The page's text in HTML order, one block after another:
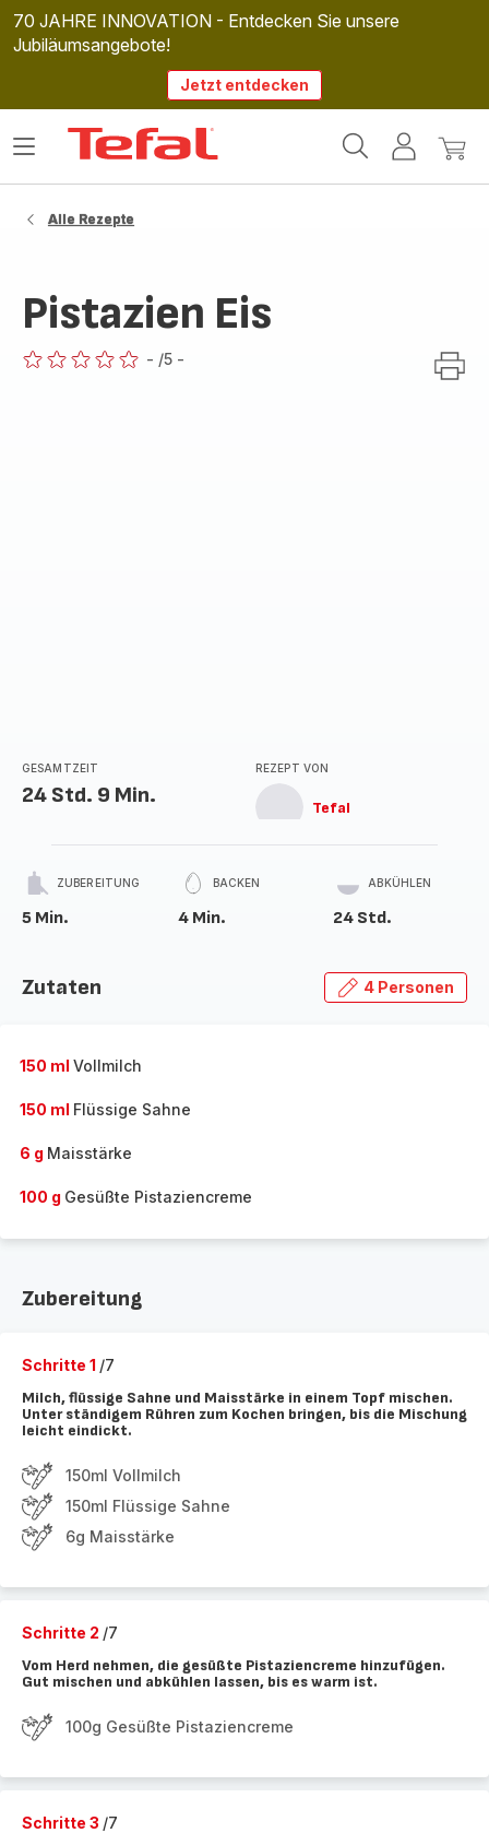
70 JAHRE INNOVATION - Entdecken Sie unsere
Jubiläumsangebote!
Jetzt entdecken
Mein
Mein
Das
Alle Rezepte
Pistazien Eis
- /5 -
GESAMTZEIT
24 Std. 9 Min.
REZEPT VON
Tefal
ZUBEREITUNG
5 Min.
BACKEN
4 Min.
ABKÜHLEN
24 Std.
Zutaten 4 Personen
150 ml Vollmilch
150 ml Flüssige Sahne
6 g Maisstärke
100 g Gesüßte Pistaziencreme
Zubereitung
Schritte 1 /7
Milch, flüssige Sahne und Maisstärke in einem Topf mischen.
Unter ständigem Rühren zum Kochen bringen, bis die Mischung
leicht eindickt.
150ml Vollmilch
150ml Flüssige Sahne
6g Maisstärke
Schritte 2 /7
Vom Herd nehmen, die gesüßte Pistaziencreme hinzufügen.
Gut mischen und abkühlen lassen, bis es warm ist.
100g Gesüßte Pistaziencreme
Schritte 3 /7